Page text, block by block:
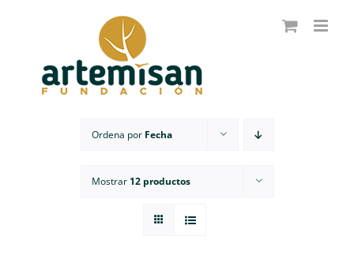
Ordena por Fecha
Mostrar 12 productos